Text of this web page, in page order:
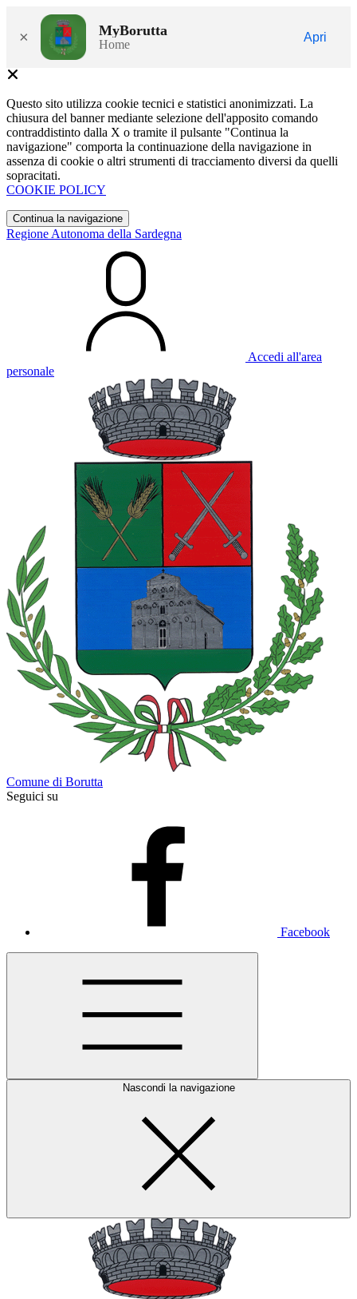
× MyBorutta
Home
Apri
Questo sito utilizza cookie tecnici e statistici anonimizzati. La
chiusura del banner mediante selezione dell'apposito comando
contraddistinto dalla X o tramite il pulsante "Continua la
navigazione" comporta la continuazione della navigazione in
assenza di cookie o altri strumenti di tracciamento diversi da quelli
sopracitati.
COOKIE POLICY
Continua la navigazione
Regione Autonoma della Sardegna
Accedi all'area
personale
Comune di Borutta
Seguici su
Facebook
Nascondi la navigazione